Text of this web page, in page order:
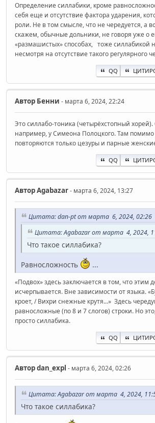
Определение силлабики, кроме
себя еще и отсутствие фактора ударения,
роли. Не в том смысле, что не чередуется, а
скажем, обычные дольники, не говоря уже о
«размашистых» способах, тоже силлабикой
несмотря на отсутствие такого регулярного
QQ
Автор Бенни - марта 6, 2024, 22:24
Это силлабо-тоника (четырёхстопный
например, у Симеона Полоцкого. Там помимо
повторяются только цезуры и парные
QQ
АвторAgabazar- марта 6, 2024, 13:27
Цитата: dan-pt от марта 6, 2024, 02:26
Цитата: Agabazar от марта 4, 2024,
Что такое силлабика?
Равносложность ...
«Подвох» здесь заключается в том, что этим
исчерпывается. Вне зависимости от языка.
кроет, / Вихри снежные крутя...» Здесь
равносложные (по 8 и 7 слогов) строки. Но
просто силлабика.
QQ
Авторdan_expl - марта 6, 2024, 02:26
Цитата: Agabazar от марта 4, 2024,
Что такое силлабика?